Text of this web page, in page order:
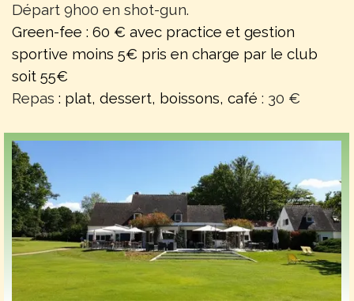
Départ 9h00 en shot-gun.
Green-fee : 60 € avec practice et gestion
sportive moins 5€ pris en charge par le club
soit 55€
Repas : plat, dessert, boissons, café : 30 €